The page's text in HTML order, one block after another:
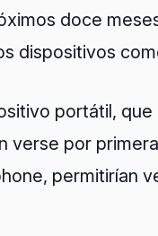
doce
dispositivos
portátil,
verse por
permitirían